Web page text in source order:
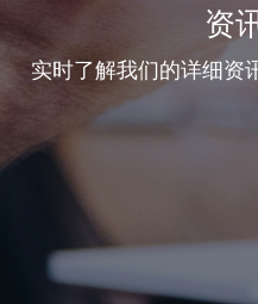
资
实时了解我们的详细资